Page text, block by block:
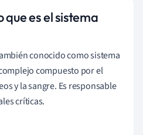
es el sistema
conocido como sistema
compuesto por el
y la sangre. Es responsable
críticas.